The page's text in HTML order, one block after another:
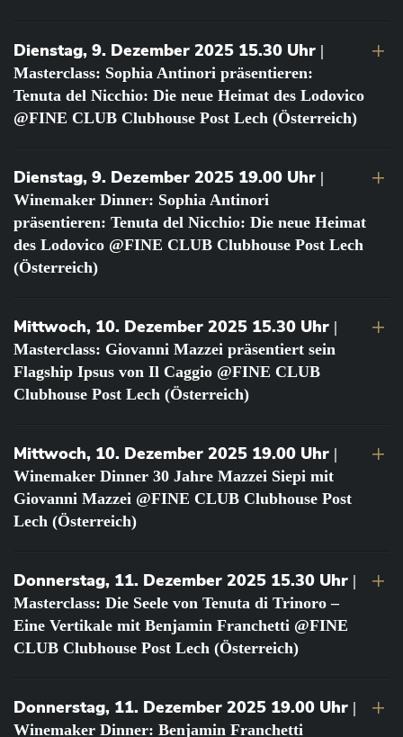
Dienstag, 9. Dezember 2025 15.30 Uhr |
Masterclass: Sophia Antinori präsentieren:
Tenuta del Nicchio: Die neue Heimat des Lodovico
@FINE CLUB Clubhouse Post Lech (Österreich)
Dienstag, 9. Dezember 2025 19.00 Uhr |
Winemaker Dinner: Sophia Antinori
präsentieren: Tenuta del Nicchio: Die neue Heimat
des Lodovico @FINE CLUB Clubhouse Post Lech
(Österreich)
Mittwoch, 10. Dezember 2025 15.30 Uhr |
Masterclass: Giovanni Mazzei präsentiert sein
Flagship Ipsus von Il Caggio @FINE CLUB
Clubhouse Post Lech (Österreich)
Mittwoch, 10. Dezember 2025 19.00 Uhr |
Winemaker Dinner 30 Jahre Mazzei Siepi mit
Giovanni Mazzei @FINE CLUB Clubhouse Post
Lech (Österreich)
Donnerstag, 11. Dezember 2025 15.30 Uhr |
Masterclass: Die Seele von Tenuta di Trinoro –
Eine Vertikale mit Benjamin Franchetti @FINE
CLUB Clubhouse Post Lech (Österreich)
Donnerstag, 11. Dezember 2025 19.00 Uhr |
Winemaker Dinner: Benjamin Franchetti